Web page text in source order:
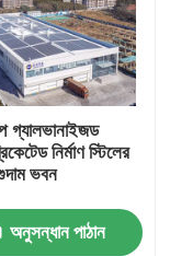
গ্যালভানাইজড
নির্মাণ স্টিলের
ভবন
অনুসন্ধান পাঠান